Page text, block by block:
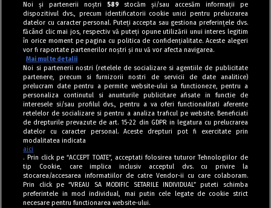
Tag index
Noi și partenerii noștri 589 stocăm și/sau accesăm informații pe
dispozitivul dvs., precum identificatorii cookie unici pentru prelucrarea
datelor cu caracter personal. Puteți accepta sau gestiona preferințele dvs.
făcând clic mai jos, respectiv vă puteți opune utilizării unui interes legitim
în orice moment pe pagina cu politica de confidențialitate. Aceste alegeri
vor fi raportate partenerilor noștri și nu vă vor afecta navigarea.
Mai multe detalii
Noi si partenerii nostri (retelele de socializare si agentiile de publicitate
partenere, precum si furnizorii nostri de servicii de date analitice)
prelucram date pentru a permite website-ului sa functioneze, pentru a
personaliza continutul si anunturile publicitare afisate in functie de
interesele si/sau profilul dvs., pentru a va oferi functionalitati aferente
retelelor de socializare si pentru a analiza traficul pe website. Beneficiati
de drepturile prevazute de art. 15-22 din GDPR in legatura cu prelucrarea
datelor cu caracter personal. Aceste drepturi pot fi exercitate prin
modalitatea indicata
aici
. Prin click pe “ACCEPT TOATE”, acceptati folosirea tuturor Tehnologiilor de
tip Cookie, care implica inclusiv acceptul dvs. cu privire la
stocarea/accesarea informatiilor de catre Vendor-ii cu care colaboram.
Prin click pe “VREAU SA MODIFIC SETARILE INDIVIDUAL” puteti schimba
preferintele in mod individual, mai putin cele legate de cookie strict
necesare pentru functionarea website-ului.